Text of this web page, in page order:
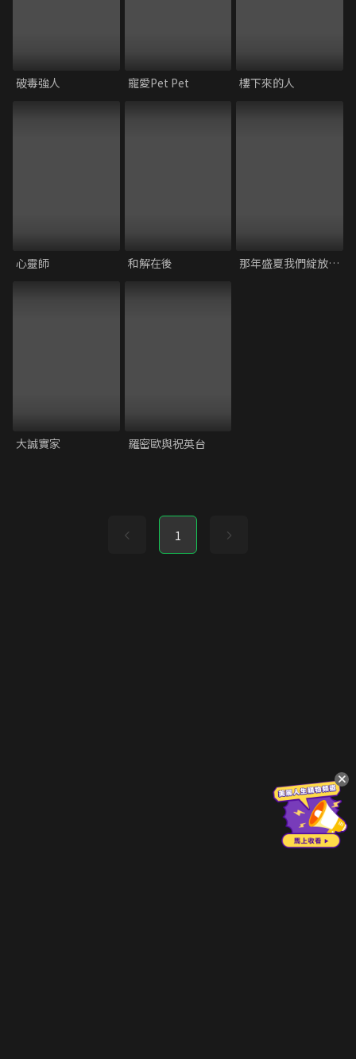
破毒強人 寵愛Pet Pet 樓下來的人
心靈師 和解在後 那年盛夏我們綻放如花
大誠實家 羅密歐與祝英台
1